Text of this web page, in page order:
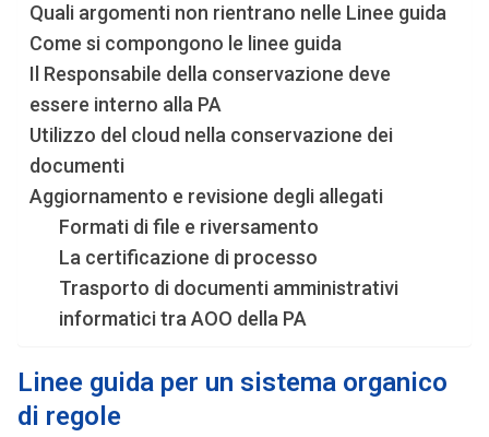
Quali argomenti non rientrano nelle Linee guida
Come si compongono le linee guida
Il Responsabile della conservazione deve
essere interno alla PA
Utilizzo del cloud nella conservazione dei
documenti
Aggiornamento e revisione degli allegati
Formati di file e riversamento
La certificazione di processo
Trasporto di documenti amministrativi
informatici tra AOO della PA
Linee guida per un sistema organico
di regole